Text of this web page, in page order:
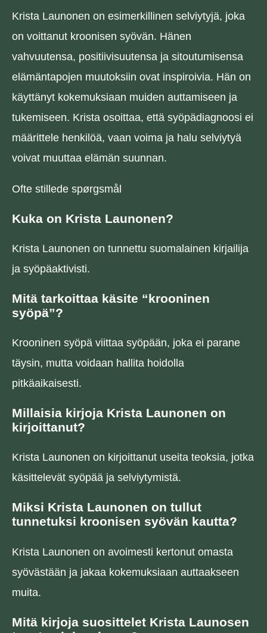
Krista Launonen on esimerkillinen selviytyjä, joka
on voittanut kroonisen syövän. Hänen
vahvuutensa, positiivisuutensa ja sitoutumisensa
elämäntapojen muutoksiin ovat inspiroivia. Hän on
käyttänyt kokemuksiaan muiden auttamiseen ja
tukemiseen. Krista osoittaa, että syöpädiagnoosi ei
määrittele henkilöä, vaan voima ja halu selviytyä
voivat muuttaa elämän suunnan.
Ofte stillede spørgsmål
Kuka on Krista Launonen?
Krista Launonen on tunnettu suomalainen kirjailija
ja syöpäaktivisti.
Mitä tarkoittaa käsite “krooninen
syöpä”?
Krooninen syöpä viittaa syöpään, joka ei parane
täysin, mutta voidaan hallita hoidolla
pitkäaikaisesti.
Millaisia kirjoja Krista Launonen on
kirjoittanut?
Krista Launonen on kirjoittanut useita teoksia, jotka
käsittelevät syöpää ja selviytymistä.
Miksi Krista Launonen on tullut
tunnetuksi kroonisen syövän kautta?
Krista Launonen on avoimesti kertonut omasta
syövästään ja jakaa kokemuksiaan auttaakseen
muita.
Mitä kirjoja suosittelet Krista Launosen